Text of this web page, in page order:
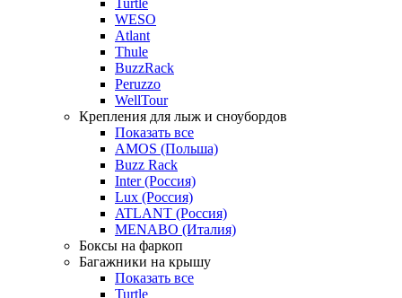
WESO
Atlant
Thule
BuzzRack
Peruzzo
WellTour
Крепления для лыж и сноубордов
Показать все
AMOS (Польша)
Buzz Rack
Inter (Россия)
Lux (Россия)
ATLANT (Россия)
MENABO (Италия)
Боксы на фаркоп
Багажники на крышу
Показать все
Turtle